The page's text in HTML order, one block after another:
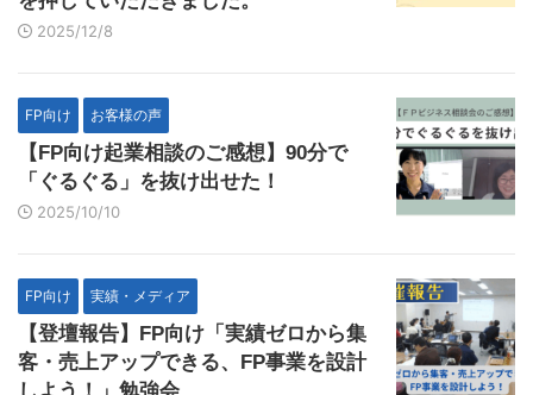
2025/12/8
FP向け お客様の声
【FP向け起業相談のご感想】90分で
「ぐるぐる」を抜け出せた！
2025/10/10
FP向け 実績・メディア
【登壇報告】FP向け「実績ゼロから集
客・売上アップできる、FP事業を設計
しよう！」勉強会